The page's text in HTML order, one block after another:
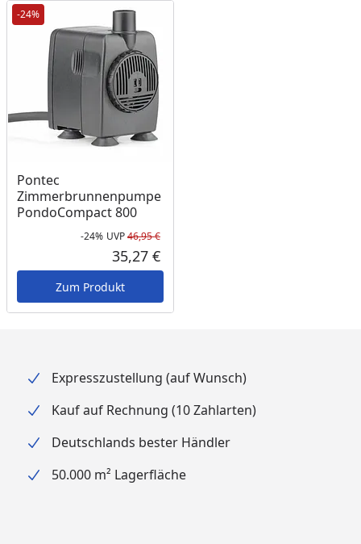
-24%
Pontec
Zimmerbrunnenpumpe
PondoCompact 800
Rabatt in Prozent
-24%
Ursprünglicher Preis
UVP46,95 €
Aktueller Preis
35,27 €
Zum Produkt
Expresszustellung (auf Wunsch)
Kauf auf Rechnung (10 Zahlarten)
Deutschlands bester Händler
50.000 m² Lagerfläche